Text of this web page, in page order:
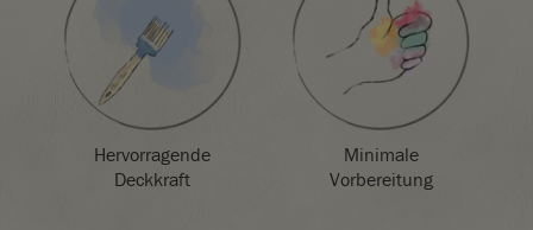
die Sie auf dem Bildschirm sehen. Sollten Sie sich nicht
sicher sein, bestellen Sie am besten zuerst eine Farbtabelle
oder eine Streichprobe.
Hervorragende
Deckkraft
Minimale
Vorbereitung